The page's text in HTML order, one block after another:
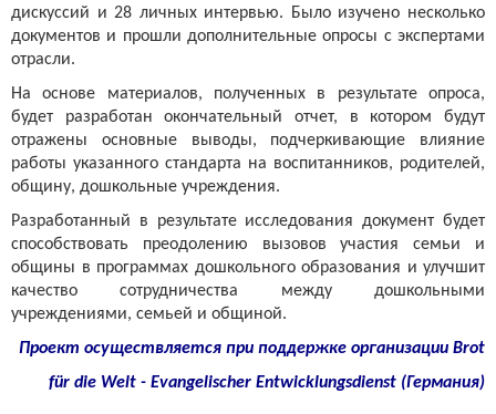
дискуссий и 28 личных интервью. Было изучено несколько
документов и прошли дополнительные опросы с экспертами
отрасли.
На основе материалов, полученных в результате опроса,
будет разработан окончательный отчет, в котором будут
отражены основные выводы, подчеркивающие влияние
работы указанного стандарта на воспитанников, родителей,
общину, дошкольные учреждения.
Разработанный в результате исследования документ будет
способствовать преодолению вызовов участия семьи и
общины в программах дошкольного образования и улучшит
качество сотрудничества между дошкольными
учреждениями, семьей и общиной.
Проект осуществляется при поддержке организации Brot
für die Welt - Evangelischer Entwicklungsdienst (Германия)